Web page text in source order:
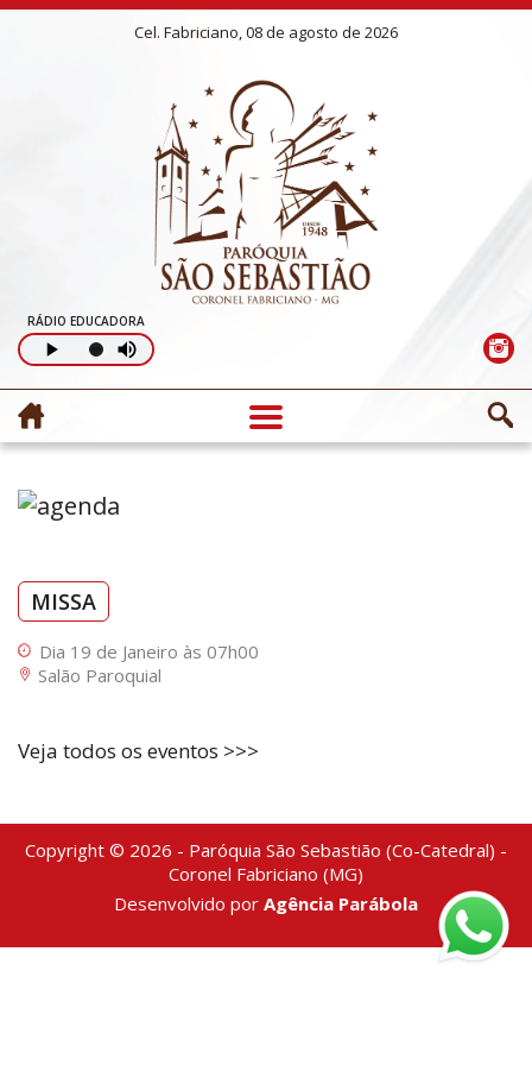
Cel. Fabriciano, 08 de agosto de 2026
RÁDIO EDUCADORA
MISSA
Dia 19 de Janeiro às 07h00
Salão Paroquial
Veja todos os eventos >>>
Copyright © 2026 - Paróquia São Sebastião (Co-Catedral) -
Coronel Fabriciano (MG)
Desenvolvido por Agência Parábola